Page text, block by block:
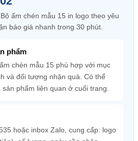
ấm chén mẫu 15 in logo theo yêu
báo giá nhanh trong 30 phút.
phẩm
chén mẫu 15 phù hợp với mục
và đối tượng nhận quà. Có thể
phẩm liên quan ở cuối trang.
hoặc inbox Zalo, cung cấp: logo